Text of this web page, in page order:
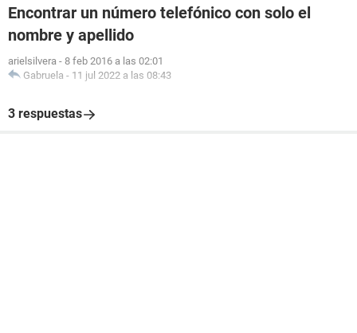
Encontrar un número telefónico con solo el
nombre y apellido
arielsilvera - 8 feb 2016 a las 02:01
Gabruela - 11 jul 2022 a las 08:43
3 respuestas